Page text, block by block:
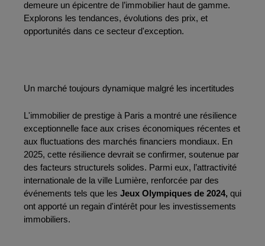
demeure un épicentre de l’immobilier haut de gamme.
Explorons les tendances, évolutions des prix, et
opportunités dans ce secteur d'exception.
Un marché toujours dynamique malgré les incertitudes
L'immobilier de prestige à Paris a montré une résilience
exceptionnelle face aux crises économiques récentes et
aux fluctuations des marchés financiers mondiaux. En
2025, cette résilience devrait se confirmer, soutenue par
des facteurs structurels solides. Parmi eux, l’attractivité
internationale de la ville Lumière, renforcée par des
événements tels que les Jeux Olympiques de 2024, qui
ont apporté un regain d'intérêt pour les investissements
immobiliers.